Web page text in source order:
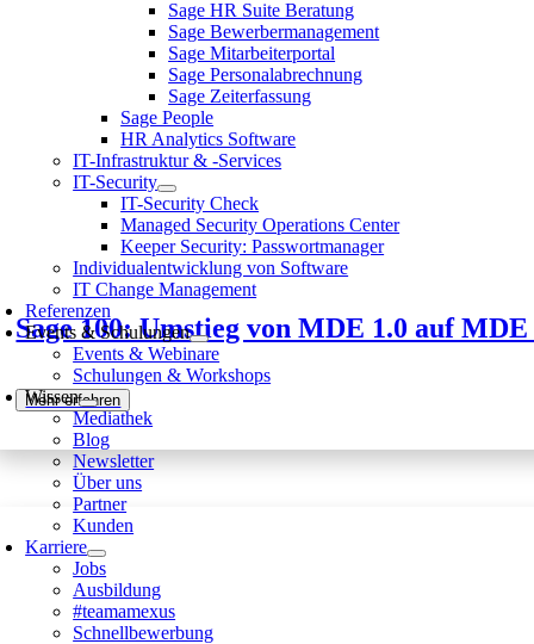
Sage HR Suite Beratung
Sage Bewerbermanagement
Sage Mitarbeiterportal
Sage Personalabrechnung
Sage Zeiterfassung
Sage People
HR Analytics Software
IT-Infrastruktur & -Services
IT-Security
IT-Security Check
Managed Security Operations Center
Keeper Security: Passwortmanager
Individualentwicklung von Software
IT Change Management
Referenzen
Events & Schulungen
Events & Webinare
Schulungen & Workshops
Wissen
Mediathek
Blog
Newsletter
Über uns
Partner
Kunden
Karriere
Jobs
Ausbildung
#teamamexus
Schnellbewerbung
Sage 100: Umstieg von MDE 1.0 auf MDE
Mehr erfahren